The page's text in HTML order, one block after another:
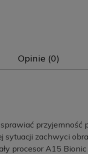
Opinie (0)
przyjemność
sytuacji zachwyci
procesor A15 Bionic